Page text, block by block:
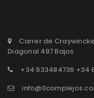
Carrer de
Diagonal 497 Bajos
+34 933484736 +34